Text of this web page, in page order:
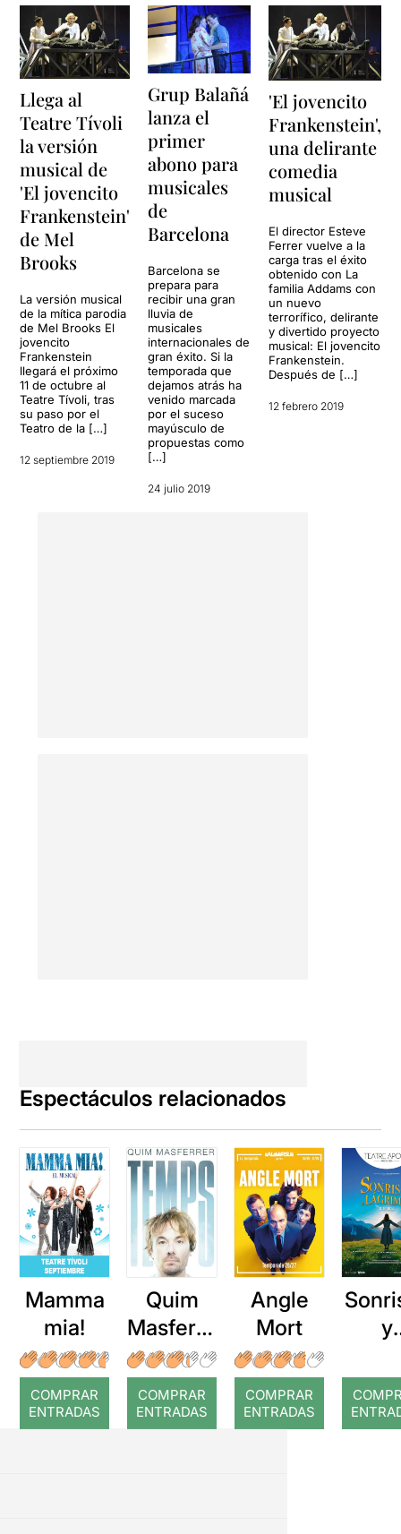
Llega al
Teatre Tívoli
la versión
musical de
'El jovencito
Frankenstein'
de Mel
Brooks
La versión musical
de la mítica parodia
de Mel Brooks El
jovencito
Frankenstein
llegará el próximo
11 de octubre al
Teatre Tívoli, tras
su paso por el
Teatro de la […]
12 septiembre 2019
Grup Balañá
lanza el
primer
abono para
musicales
de
Barcelona
Barcelona se
prepara para
recibir una gran
lluvia de
musicales
internacionales de
gran éxito. Si la
temporada que
dejamos atrás ha
venido marcada
por el suceso
mayúsculo de
propuestas como
[…]
24 julio 2019
'El jovencito
Frankenstein',
una delirante
comedia
musical
El director Esteve
Ferrer vuelve a la
carga tras el éxito
obtenido con La
familia Addams con
un nuevo
terrorífico, delirante
y divertido proyecto
musical: El jovencito
Frankenstein.
Después de […]
12 febrero 2019
Espectáculos relacionados
Mamma
mia!
COMPRAR
ENTRADAS
Quim
Masferre
r: Temps
COMPRAR
ENTRADAS
Angle
Mort
COMPRAR
ENTRADAS
y